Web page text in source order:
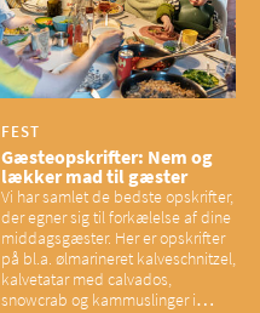
FEST
Gæsteopskrifter: Nem og
lækker mad til gæster
Vi har samlet de bedste opskrifter,
der egner sig til forkælelse af dine
middagsgæster. Her er opskrifter
på bl.a. ølmarineret kalveschnitzel,
kalvetatar med calvados,
snowcrab og kammuslinger i